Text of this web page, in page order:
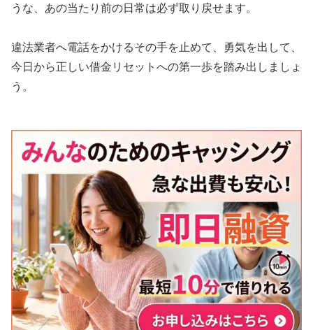
うな、あの当たり前の日常は必ず取り戻せます。
違法業者へ電話をかけるその手を止めて、勇気を出して、
今日から正しい借金リセットへの第一歩を踏み出しましょ
う。